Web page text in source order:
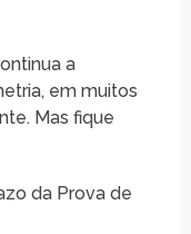
a
em muitos
Mas fique
da Prova de